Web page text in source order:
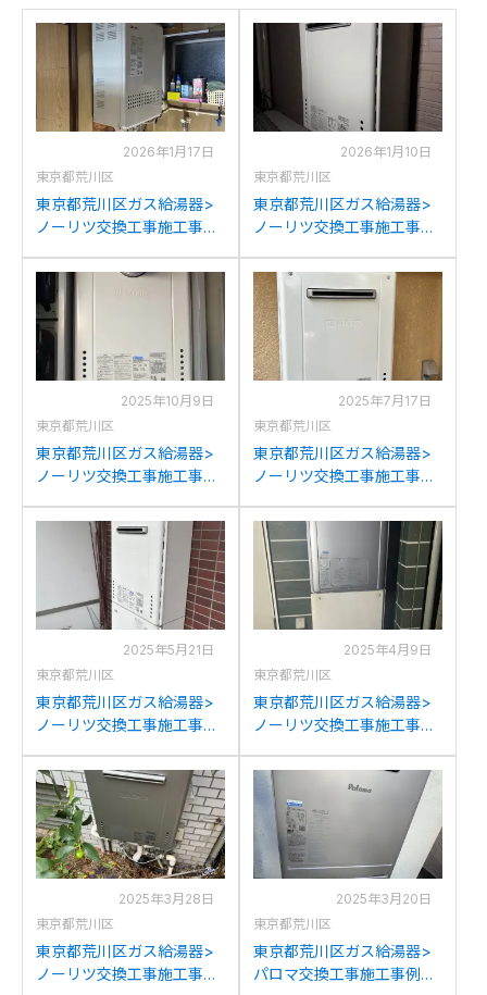
2026年1月17日
東京都荒川区
東京都荒川区ガス給湯器>
ノーリツ交換工事施工事
1627AWX-FFAからノーリ
ツGT-1651SAWX-FFA-2BL
への交換
2026年1月10日
東京都荒川区
東京都荒川区ガス給湯器>
ノーリツ交換工事施工事
からノーリツGT-
2470SAW BLへの交換
2025年10月9日
東京都荒川区
東京都荒川区ガス給湯器>
ノーリツ交換工事施工事
2428(S)AWX-T-1からノー
リツGT-2470SAW-T BLへ
2025年7月17日
東京都荒川区
東京都荒川区ガス給湯器>
ノーリツ交換工事施工事
1650SAQ-Kからノーリツ
GT-1670SAW BLへの交換
2025年5月21日
東京都荒川区
東京都荒川区ガス給湯器>
ノーリツ交換工事施工事
2427SAWXからノーリツ
GT-2470SAWBLへの交換
2025年4月9日
東京都荒川区
東京都荒川区ガス給湯器>
ノーリツ交換工事施工事
K2400AW2-6からノーリツ
RUFH-E2407AW2-3(A)へ
の交換
2025年3月28日
東京都荒川区
東京都荒川区ガス給湯器>
ノーリツ交換工事施工事
2025年3月20日
東京都荒川区
東京都荒川区ガス給湯器>
パロマ交換工事施工事例：